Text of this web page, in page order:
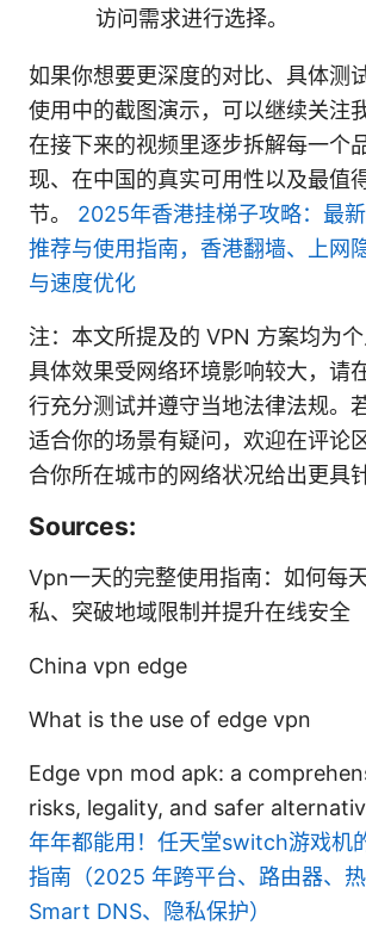
访问需求进行选择。
如果你想要更深度的对比、具体测
使用中的截图演示，可以继续关注
在接下来的视频里逐步拆解每一个
现、在中国的真实可用性以及最值
节。 2025年香港挂梯子攻略：最
推荐与使用指南，香港翻墙、上网
与速度优化
注：本文所提及的 VPN 方案均为个
具体效果受网络环境影响较大，请
行充分测试并遵守当地法律法规。
适合你的场景有疑问，欢迎在评论
合你所在城市的网络状况给出更具
Sources:
Vpn一天的完整使用指南：如何每
私、突破地域限制并提升在线安全
China vpn edge
What is the use of edge vpn
Edge vpn mod apk: a
risks, legality, and safer
年年都能用！任天堂switch游戏机
指南（2025 年跨平台、路由器、热
Smart DNS、隐私保护）